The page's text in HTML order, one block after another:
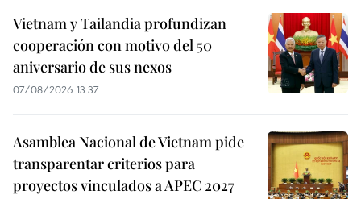
Vietnam y Tailandia profundizan
cooperación con motivo del 50
aniversario de sus nexos
07/08/2026 13:37
Asamblea Nacional de Vietnam pide
transparentar criterios para
proyectos vinculados a APEC 2027